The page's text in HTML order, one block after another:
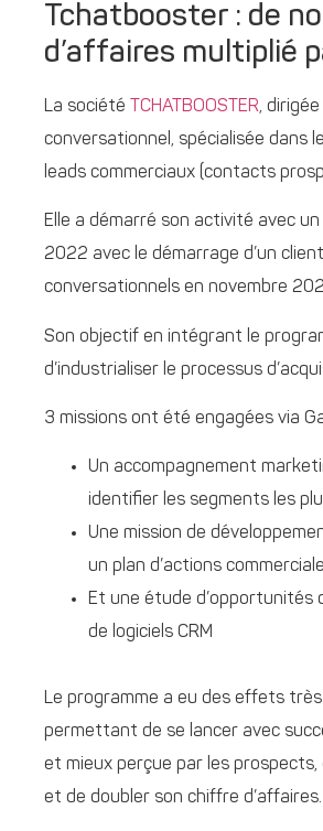
Tchatbooster : de
d’affaires multiplié
La société TCHATBOOSTER,
conversationnel, spécialisée dans
leads commerciaux (contacts
Elle a démarré son activité avec
2022 avec le démarrage d’un
conversationnels en novembre
Son objectif en intégrant le
d’industrialiser le processus
3 missions ont été engagées via
Un accompagnement
identifier les segments les
Une mission de
un plan d’actions
Et une étude d’opportunités
de logiciels CRM
Le programme a eu des effets
permettant de se lancer avec
et mieux perçue par les
et de doubler son chiffre d’affaires.